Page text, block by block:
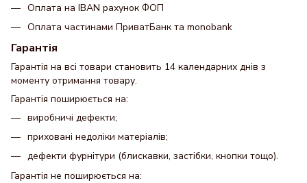
Оплата на IBAN рахунок ФОП
Оплата частинами ПриватБанк та monobank
Гарантія
Гарантія на всі товари становить 14 календарних днів з
моменту отримання товару.
Гарантія поширюється на:
виробничі дефекти;
приховані недоліки матеріалів;
дефекти фурнітури (блискавки, застібки, кнопки тощо).
Гарантія не поширюється на: